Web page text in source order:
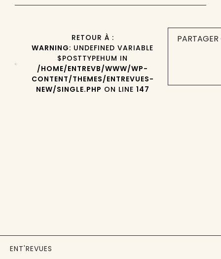
RETOUR À :
WARNING: UNDEFINED VARIABLE
$POSTTYPEHUM IN
/HOME/ENTREVB/WWW/WP-
CONTENT/THEMES/ENTREVUES-
NEW/SINGLE.PHP ON LINE 147
ENT'REVUES